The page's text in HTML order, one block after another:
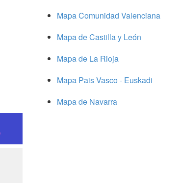
Mapa Comunidad Valenciana
Mapa de Castilla y León
Mapa de La Rioja
Mapa Pais Vasco - Euskadi
Mapa de Navarra